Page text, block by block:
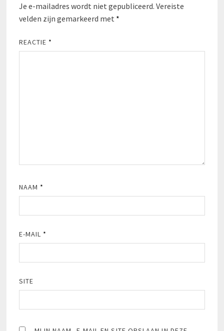
Je e-mailadres wordt niet gepubliceerd. Vereiste
velden zijn gemarkeerd met *
REACTIE *
NAAM *
E-MAIL *
SITE